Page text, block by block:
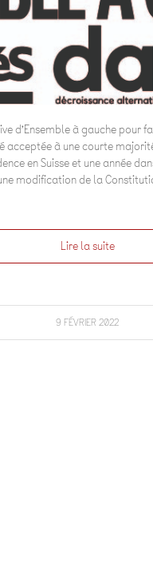
d’Ensemble à gauche pour
à une courte
en Suisse et une année
modification de la
Lire la suite
9 FÉVRIER 2022